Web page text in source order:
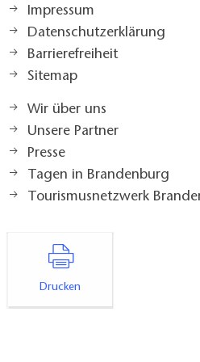
Preis:10,00 EUR
Weitere Termine auf
Regenwetter findet kein
Impressum
Datenschutzerklärung
Barrierefreiheit
Sitemap
Wir über uns
Unsere Partner
Presse
Tagen in Brandenburg
Tourismusnetzwerk
Drucken